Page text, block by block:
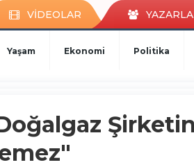
VİDEOLAR
Yaşam Ekonomi Politika